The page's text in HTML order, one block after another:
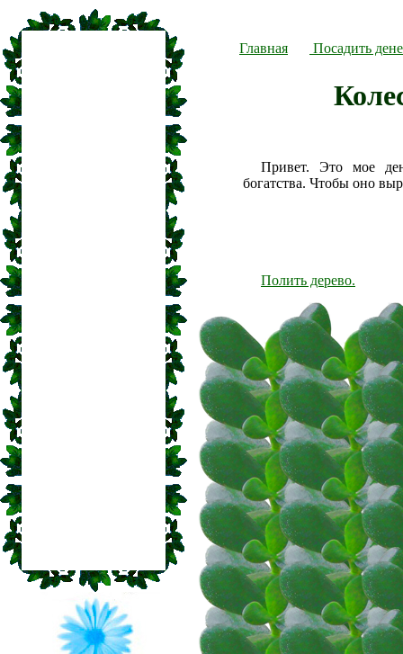
Главная Посадить
Привет. Это мое
богатства. Чтобы оно
Полить дерево.